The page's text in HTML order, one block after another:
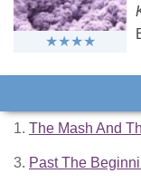
1. The Mash And
3. Past The